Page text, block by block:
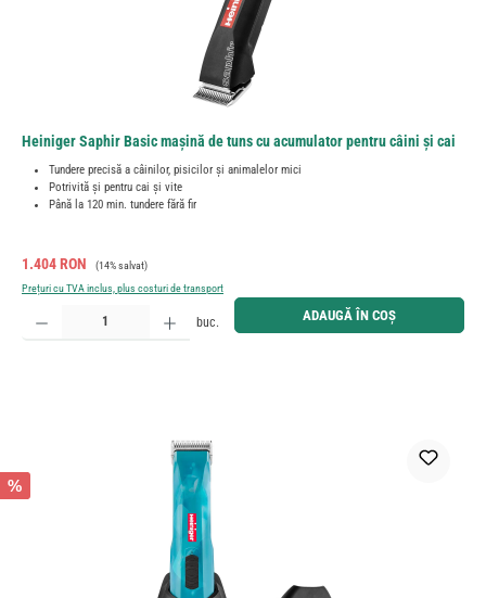
Heiniger Saphir Basic mașină de tuns cu acumulator pentru câini și cai
Tundere precisă a câinilor, pisicilor și animalelor mici
Potrivită și pentru cai și vite
Până la 120 min. tundere fără fir
Preț de vânzare:
1.404 RON Preț obișnuit:
(14% salvat)
Prețuri cu TVA inclus, plus costuri de transport
Cantitate produs: Introduceți cantitatea dorită sau utilizați butoanele pentru a mări sau micșora
buc. ADAUGĂ ÎN COȘ
%